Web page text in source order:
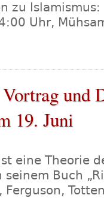
zu
Uhr,
und
19. Juni
eine Theorie
Buch
Ferguson,